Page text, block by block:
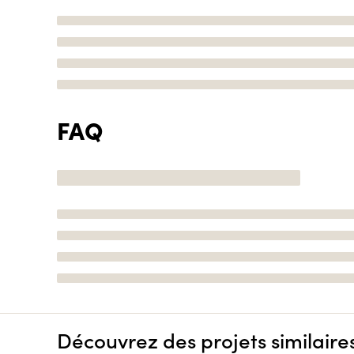
FAQ
Découvrez des projets